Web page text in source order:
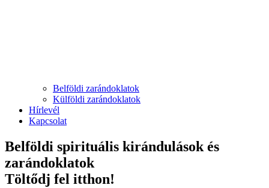
Belföldi zarándoklatok
Külföldi zarándoklatok
Hírlevél
Kapcsolat
Belföldi spirituális kirándulások és
zarándoklatok
Töltődj fel itthon!